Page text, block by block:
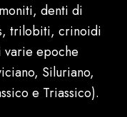
denti di
trilobiti, crinoidi
epoche
Siluriano,
e Triassico).